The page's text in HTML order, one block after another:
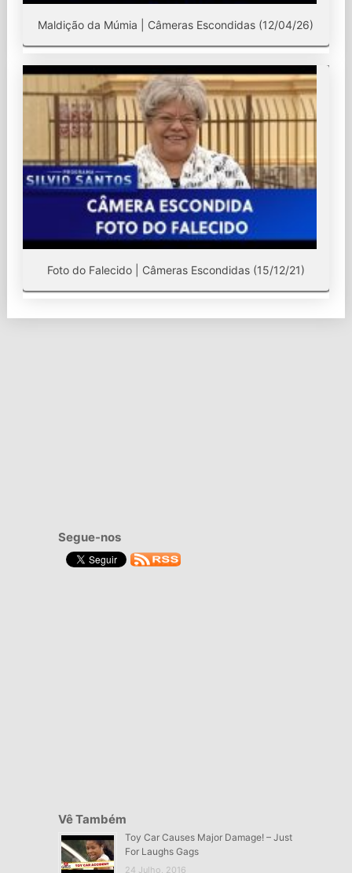
Maldição da Múmia | Câmeras Escondidas (12/04/26)
Foto do Falecido | Câmeras Escondidas (15/12/21)
Segue-nos
Vê Também
Toy Car Causes Major Damage! – Just
For Laughs Gags
24 Julho, 2016